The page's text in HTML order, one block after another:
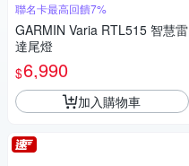
聯名卡最高回饋7%
GARMIN Varia RTL515 智慧雷
達尾燈
$6,990
加入購物車